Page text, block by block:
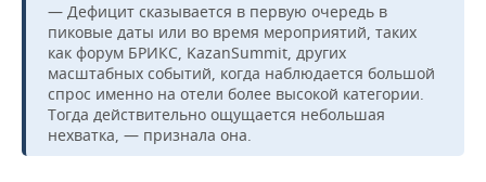
— Дефицит сказывается в первую очередь в
пиковые даты или во время мероприятий, таких
как форум БРИКС, KazanSummit, других
масштабных событий, когда наблюдается большой
спрос именно на отели более высокой категории.
Тогда действительно ощущается небольшая
нехватка, — признала она.